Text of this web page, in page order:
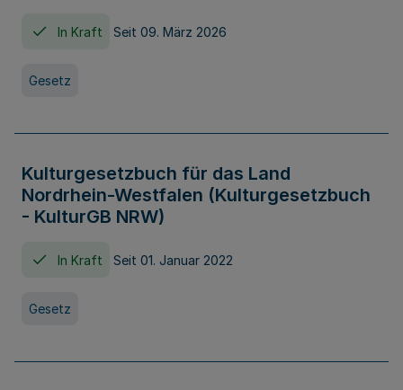
In Kraft Seit 09. März 2026
Gesetz
Kulturgesetzbuch für das Land
Nordrhein-Westfalen (Kulturgesetzbuch
- KulturGB NRW)
In Kraft Seit 01. Januar 2022
Gesetz